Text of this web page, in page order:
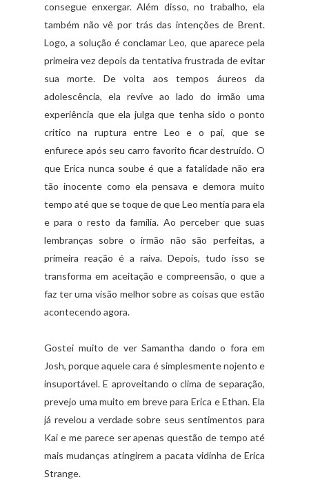
consegue enxergar. Além disso, no trabalho, ela
também não vê por trás das intenções de Brent.
Logo, a solução é conclamar Leo, que aparece pela
primeira vez depois da tentativa frustrada de evitar
sua morte. De volta aos tempos áureos da
adolescência, ela revive ao lado do irmão uma
experiência que ela julga que tenha sido o ponto
critico na ruptura entre Leo e o pai, que se
enfurece após seu carro favorito ficar destruído. O
que Erica nunca soube é que a fatalidade não era
tão inocente como ela pensava e demora muito
tempo até que se toque de que Leo mentia para ela
e para o resto da família. Ao perceber que suas
lembranças sobre o irmão não são perfeitas, a
primeira reação é a raiva. Depois, tudo isso se
transforma em aceitação e compreensão, o que a
faz ter uma visão melhor sobre as coisas que estão
acontecendo agora.
Gostei muito de ver Samantha dando o fora em
Josh, porque aquele cara é simplesmente nojento e
insuportável. E aproveitando o clima de separação,
prevejo uma muito em breve para Erica e Ethan. Ela
já revelou a verdade sobre seus sentimentos para
Kai e me parece ser apenas questão de tempo até
mais mudanças atingirem a pacata vidinha de Erica
Strange.